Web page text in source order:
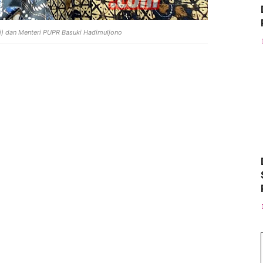
dan Menteri PUPR Basuki Hadimuljono